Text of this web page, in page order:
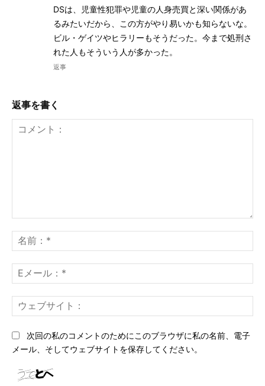
DSは、児童性犯罪や児童の人身売買と深い関係があ
るみたいだから、この方がやり易いかも知らないな。
ビル・ゲイツやヒラリーもそうだった。今まで処刑さ
れた人もそういう人が多かった。
返事
返事を書く
ン
ト：
前
*
メ
ー
*ェ
次回の私のコメントのためにこのブラウザに私の名前、電子
メール、そしてウェブサイトを保存してください。